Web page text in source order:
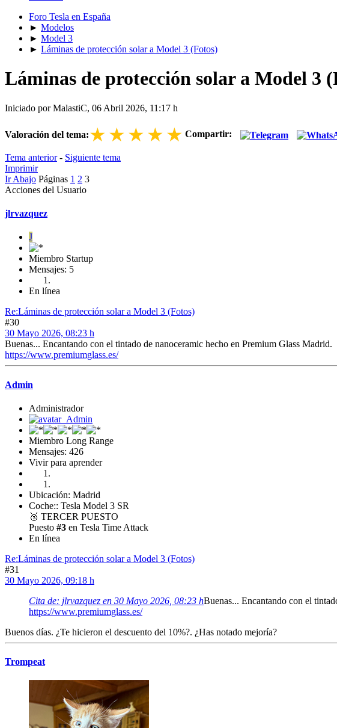
Foro Tesla en España
► Modelos
► Model 3
► Láminas de protección solar a Model 3 (Fotos)
Láminas de protección solar a Model 3
Iniciado por MalastiC, 06 Abril 2026, 11:17 h
Valoración del tema:★★★★★ Compartir:
Tema anterior- Siguiente tema
Imprimir
Ir Abajo Páginas 1 2 3
Acciones del Usuario
jlrvazquez
J
Miembro Startup
Mensajes: 5
En línea
Re:Láminas de protección solar a Model 3 (Fotos)
#30
30 Mayo 2026, 08:23 h
Buenas... Encantando con el tintado de nanoceramic hecho en Premium Glass Madrid.
https://www.premiumglass.es/
Admin
Administrador
Miembro Long Range
Mensajes: 426
Vivir para aprender
Ubicación: Madrid
Coche:: Tesla Model 3 SR
🥉 TERCER PUESTO
Puesto #3 en Tesla Time Attack
En línea
Re:Láminas de protección solar a Model 3 (Fotos)
#31
30 Mayo 2026, 09:18 h
Cita de: jlrvazquez en 30 Mayo 2026, 08:23 hBuenas... Encantando con el
https://www.premiumglass.es/
Buenos días. ¿Te hicieron el descuento del 10%?. ¿Has notado mejoría?
Trompeat